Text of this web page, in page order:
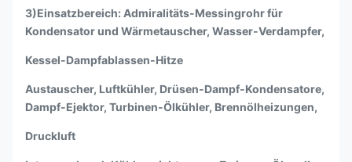
3)Einsatzbereich: Admiralitäts-Messingrohr für
Kondensator und Wärmetauscher, Wasser-Verdampfer,
Kessel-Dampfablassen-Hitze
Austauscher, Luftkühler, Drüsen-Dampf-Kondensatore,
Dampf-Ejektor, Turbinen-Ölkühler, Brennölheizungen,
Druckluft